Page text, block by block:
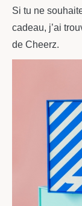
Si tu ne
cadeau, j’ai
de Cheerz.